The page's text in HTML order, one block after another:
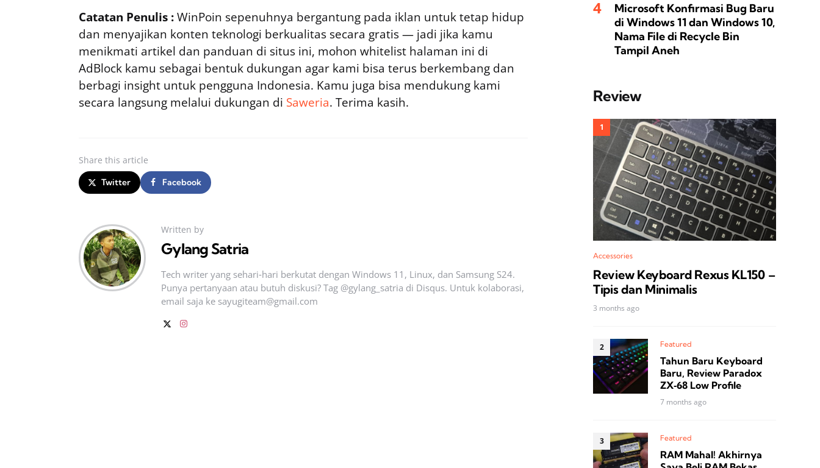
Catatan Penulis :WinPoin sepenuhnya bergantung pada iklan untuk tetap hidup
dan menyajikan konten teknologi berkualitas secara gratis — jadi jika kamu
menikmati artikel dan panduan di situs ini, mohon whitelist halaman ini di
AdBlock kamu sebagai bentuk dukungan agar kami bisa terus berkembang dan
berbagi insight untuk pengguna Indonesia. Kamu juga bisa mendukung kami
secara langsung melalui dukungan di Saweria. Terima kasih.
Share this article
Twitter Facebook
Written by
Gylang Satria
Tech writer yang sehari‑hari berkutat dengan Windows 11, Linux, dan Samsung S24.
Punya pertanyaan atau butuh diskusi? Tag @gylang_satria di Disqus. Untuk kolaborasi,
email saja ke sayugiteam@gmail.com
Microsoft Konfirmasi Bug Baru
di Windows 11 dan Windows 10,
Nama File di Recycle Bin
Tampil Aneh
Review
Accessories
Review Keyboard Rexus KL150 –
Tipis dan Minimalis
3 months ago
Featured
Tahun Baru Keyboard
Baru, Review Paradox
ZX‑68 Low Profile
7 months ago
Featured
RAM Mahal! Akhirnya